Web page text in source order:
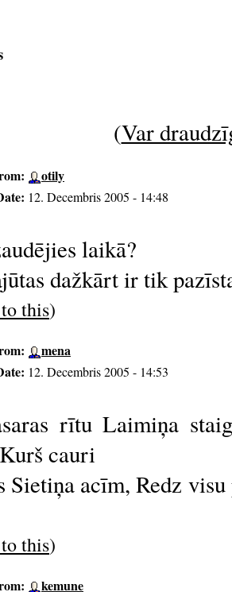
(Var
otily
12. Decembris 2005 - 14:48
laikā?
dažkārt ir tik
this)
mena
12. Decembris 2005 - 14:53
rītu Laimiņa
cauri
Sietiņa acīm, Redz
this)
kemune